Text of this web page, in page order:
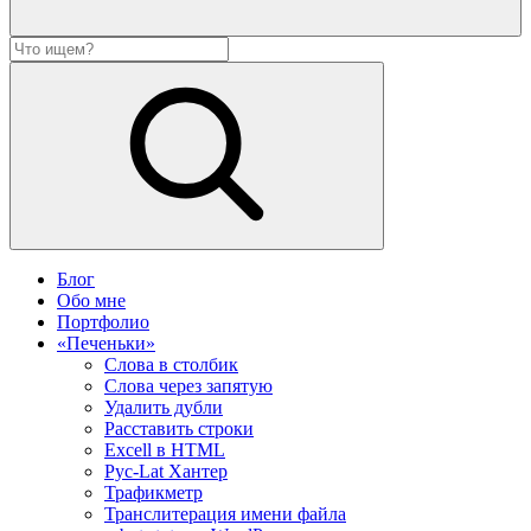
Блог
Обо мне
Портфолио
«Печеньки»
Слова в столбик
Слова через запятую
Удалить дубли
Расставить строки
Excell в HTML
Рус-Lat Хантер
Трафикметр
Транслитерация имени файла